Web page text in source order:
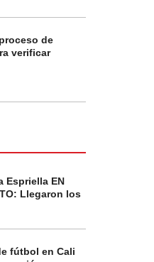
de
verificar
Espriella EN
Llegaron los
fútbol en Cali